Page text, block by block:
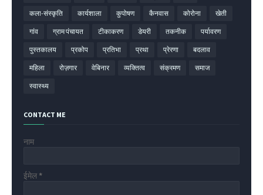
कला-संस्कृति कार्यशाला कुपोषण कैनवास कोरोना खेती
गांव ग्राम पंचायत टीकाकरण डेयरी तकनीक पर्यावरण
पुस्तकालय प्रकोप प्रतिभा प्रथा प्रेरणा बदलाव
महिला रोज़गार वेबिनार व्यक्तित्व संक्रमण समाज
स्वास्थ्य
CONTACT ME
नाम
ईमेल *